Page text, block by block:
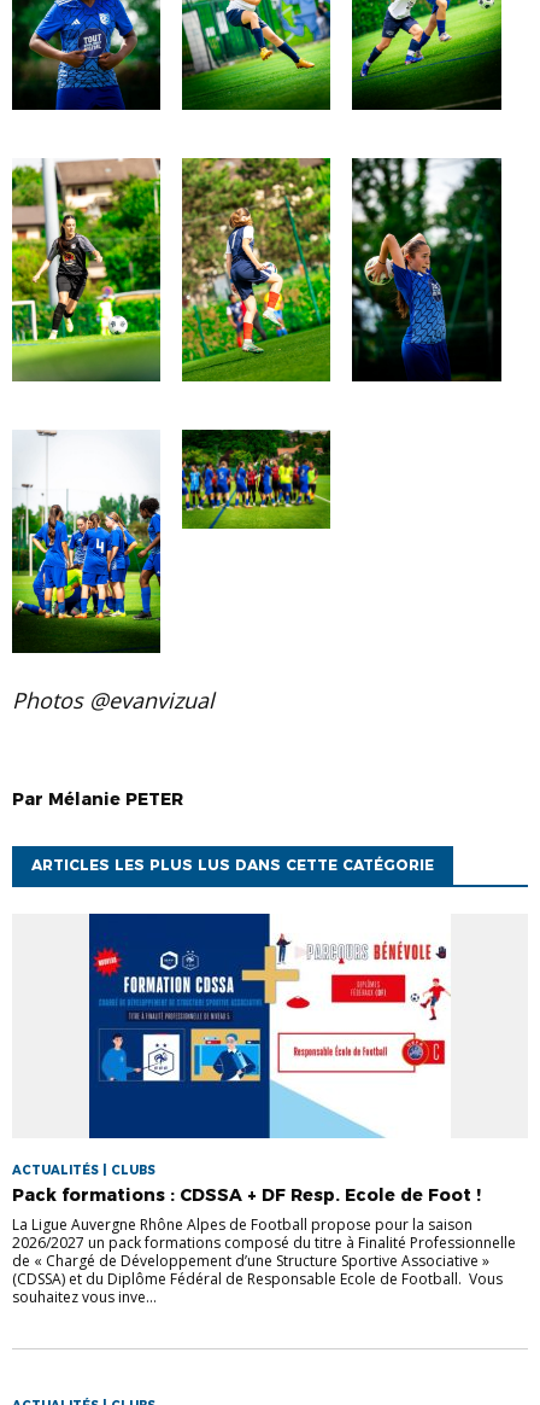
Photos @evanvizual
Par Mélanie PETER
ARTICLES LES PLUS LUS DANS CETTE CATÉGORIE
ACTUALITÉS | CLUBS
Pack formations : CDSSA + DF Resp. Ecole de Foot !
La Ligue Auvergne Rhône Alpes de Football propose pour la saison
2026/2027 un pack formations composé du titre à Finalité Professionnelle
de « Chargé de Développement d’une Structure Sportive Associative »
(CDSSA) et du Diplôme Fédéral de Responsable Ecole de Football. Vous
souhaitez vous inve...